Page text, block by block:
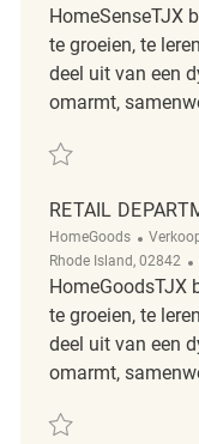
HomeSenseTJX
te groeien, te
deel uit van een
omarmt,
Redden Retail
RETAIL
HomeGoods
Rhode Island, 02842
HomeGoodsTJX
te groeien, te
deel uit van een
omarmt,
Redden Retail